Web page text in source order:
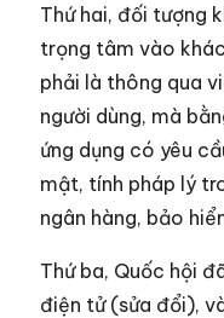
Thứ hai, đối tượng
trọng tâm vào
phải là thông qua
người dùng, mà
ứng dụng có yêu
mật, tính pháp lý
ngân hàng, bảo
Thứ ba, Quốc hội
điện tử (sửa đổi),